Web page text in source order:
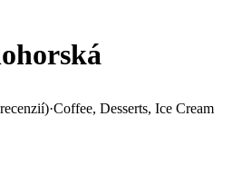
recenzií)·Coffee, Desserts, Ice Cream